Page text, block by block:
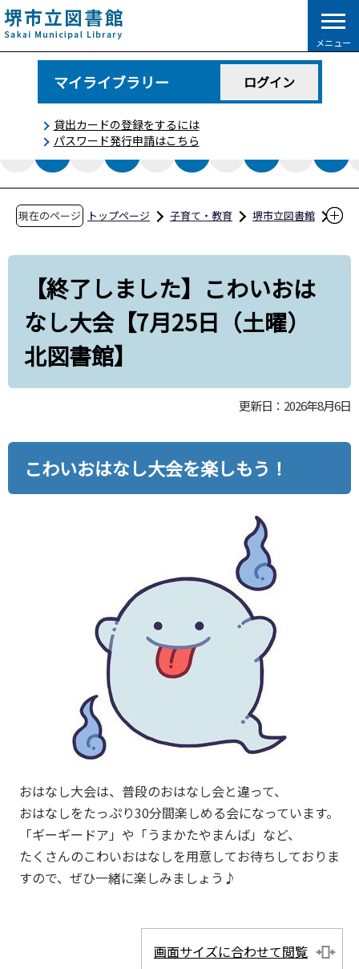
こ
の
ペ
で
メニュー
マイライブラリー ログイン
貸出カードの登録をするには
パスワード発行申請はこちら
現在のページ トップページ 子育て・教育
堺市立図書館
日（土曜） 北図書館】
【終了しました】こわいおは
なし大会【7月25日（土曜）
北図書館】
更新日：2026年8月6日
こわいおはなし大会を楽しもう！
おはなし大会は、普段のおはなし会と違って、
おはなしをたっぷり30分間楽しめる会になっています。
「ギーギードア」や「うまかたやまんば」など、
たくさんのこわいおはなしを用意してお待ちしておりま
すので、ぜひ一緒に楽しみましょう♪
画面サイズに合わせて閲覧